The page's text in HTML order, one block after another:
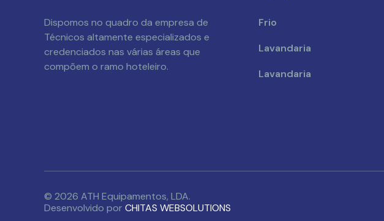
Dispomos no quadro da empresa de
Técnicos altamente especializados e
credenciados nas várias áreas que
compõem o ramo hoteleiro.
Frio
Lavandaria
Lavandaria
© 2026 ATH Equipamentos, LDA.
Desenvolvido por CHITAS WEBSOLUTIONS